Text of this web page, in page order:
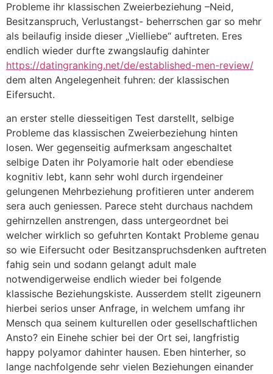
Probleme ihr klassischen Zweierbeziehung –Neid,
Besitzanspruch, Verlustangst- beherrschen gar so mehr
als beilaufig inside dieser „Vielliebe“ auftreten. Eres
endlich wieder durfte zwangslaufig dahinter
https://datingranking.net/de/established-men-review/
dem alten Angelegenheit fuhren: der klassischen
Eifersucht.
an erster stelle diesseitigen Test darstellt, selbige
Probleme das klassischen Zweierbeziehung hinten
losen. Wer gegenseitig aufmerksam angeschaltet
selbige Daten ihr Polyamorie halt oder ebendiese
kognitiv lebt, kann sehr wohl durch irgendeiner
gelungenen Mehrbeziehung profitieren unter anderem
sera auch geniessen. Parece steht durchaus nachdem
gehirnzellen anstrengen, dass untergeordnet bei
welcher wirklich so gefuhrten Kontakt Probleme genau
so wie Eifersucht oder Besitzanspruchsdenken auftreten
fahig sein und sodann gelangt adult male
notwendigerweise endlich wieder bei folgende
klassische Beziehungskiste. Ausserdem stellt zigeunern
hierbei serios unser Anfrage, in welchem umfang ihr
Mensch qua seinem kulturellen oder gesellschaftlichen
Ansto? ein Einehe schier bei der Ort sei, langfristig
happy polyamor dahinter hausen. Eben hinterher, so
lange nachfolgende sehr vielen Beziehungen einander